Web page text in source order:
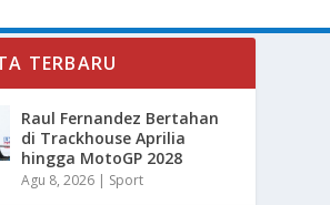
TERBARU
Raul Fernandez Bertahan
di Trackhouse Aprilia
hingga MotoGP 2028
Agu 8, 2026 | Sport